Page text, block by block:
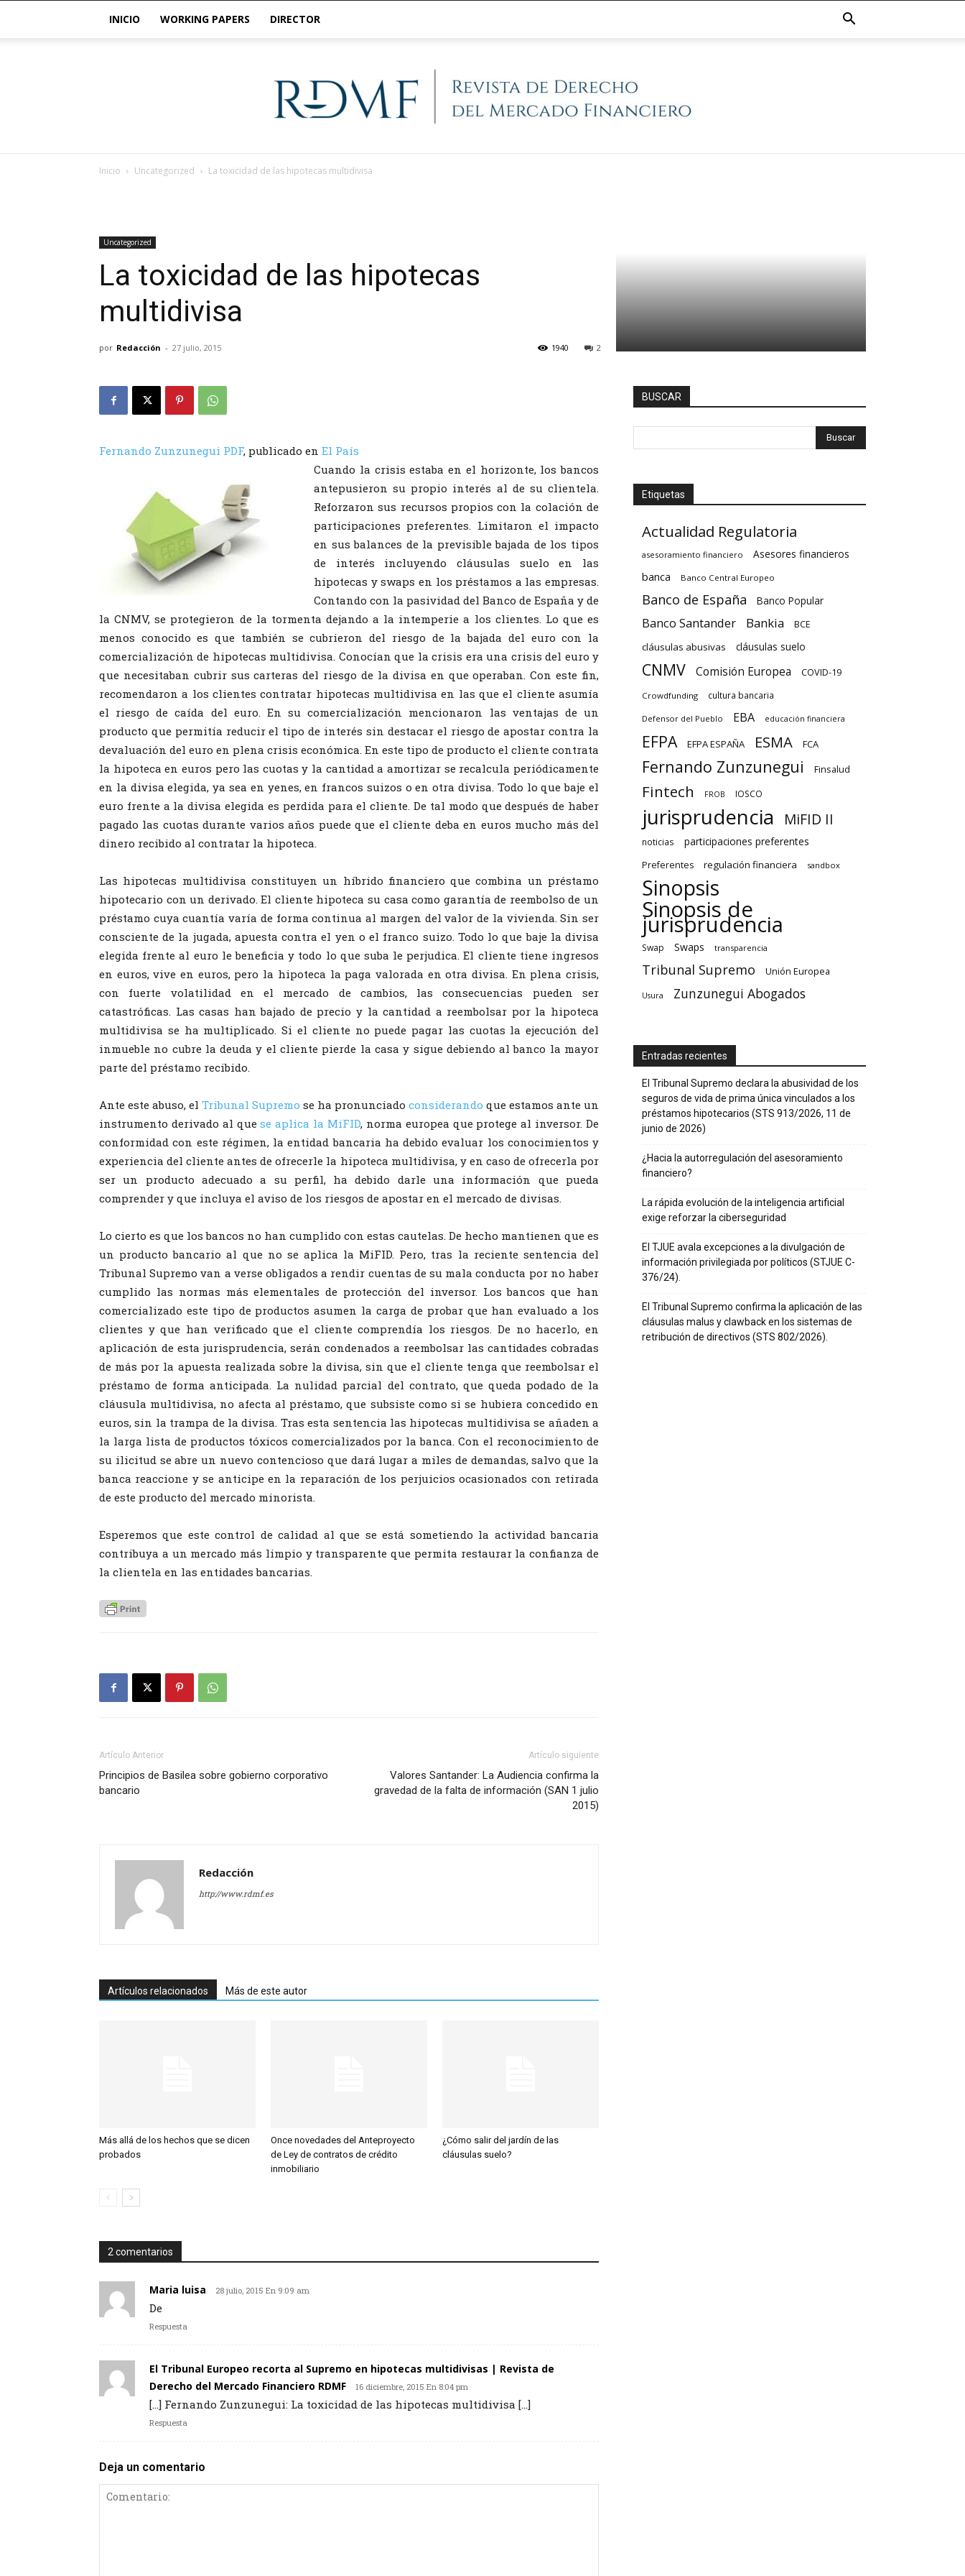
INICIO WORKING PAPERS DIRECTOR
Inicio Uncategorized La toxicidad de las hipotecas multidivisa
Uncategorized
La toxicidad de las hipotecas
multidivisa
por Redacción - 27 julio, 2015 2
1940
Fernando Zunzunegui PDF, publicado en El País
Cuando la crisis estaba en el horizonte, los bancos
antepusieron su propio interés al de su clientela.
Reforzaron sus recursos propios con la colación de
participaciones preferentes. Limitaron el impacto
en sus balances de la previsible bajada de los tipos
de interés incluyendo cláusulas suelo en las
hipotecas y swaps en los préstamos a las empresas.
Contando con la pasividad del Banco de España y de
la CNMV, se protegieron de la tormenta dejando a la intemperie a los clientes. Lo que es
menos conocido es que también se cubrieron del riesgo de la bajada del euro con la
comercialización de hipotecas multidivisa. Conocían que la crisis era una crisis del euro y
que necesitaban cubrir sus carteras del riesgo de la divisa en que operaban. Con este fin,
recomendaron a los clientes contratar hipotecas multidivisa en las que el cliente asumía
el riesgo de caída del euro. En su comercialización mencionaron las ventajas de un
producto que permitía reducir el tipo de interés sin destacar el riesgo de apostar contra la
devaluación del euro en plena crisis económica. En este tipo de producto el cliente contrata
la hipoteca en euros pero las cuotas y la cantidad a amortizar se recalcula periódicamente
en la divisa elegida, ya sea en yenes, en francos suizos o en otra divisa. Todo lo que baje el
euro frente a la divisa elegida es perdida para el cliente. De tal modo que después de haber
pagado las cuotas durante varios años puede que el cliente deba en euros mucho más del
dinero recibido al contratar la hipoteca.
Las hipotecas multidivisa constituyen un híbrido financiero que combina un préstamo
hipotecario con un derivado. El cliente hipoteca su casa como garantía de reembolso de un
préstamo cuya cuantía varía de forma continua al margen del valor de la vivienda. Sin ser
consciente de la jugada, apuesta contra el yen o el franco suizo. Todo lo que baje la divisa
elegida frente al euro le beneficia y todo lo que suba le perjudica. El cliente tiene ingresos
en euros, vive en euros, pero la hipoteca la paga valorada en otra divisa. En plena crisis,
con fuerte volatilidad en el mercado de cambios, las consecuencias pueden ser
catastróficas. Las casas han bajado de precio y la cantidad a reembolsar por la hipoteca
multidivisa se ha multiplicado. Si el cliente no puede pagar las cuotas la ejecución del
inmueble no cubre la deuda y el cliente pierde la casa y sigue debiendo al banco la mayor
parte del préstamo recibido.
Ante este abuso, el Tribunal Supremo se ha pronunciado considerando que estamos ante un
instrumento derivado al quese aplica la MiFID, norma europea que protege al inversor. De
conformidad con este régimen, la entidad bancaria ha debido evaluar los conocimientos y
experiencia del cliente antes de ofrecerle la hipoteca multidivisa, y en caso de ofrecerla por
ser un producto adecuado a su perfil, ha debido darle una información que pueda
comprender y que incluya el aviso de los riesgos de apostar en el mercado de divisas.
Lo cierto es que los bancos no han cumplido con estas cautelas. De hecho mantienen que es
un producto bancario al que no se aplica la MiFID. Pero, tras la reciente sentencia del
Tribunal Supremo van a verse obligados a rendir cuentas de su mala conducta por no haber
cumplido las normas más elementales de protección del inversor. Los bancos que han
comercializado este tipo de productos asumen la carga de probar que han evaluado a los
clientes y que han verificado que el cliente comprendía los riesgos. De no hacerlo, en
aplicación de esta jurisprudencia, serán condenados a reembolsar las cantidades cobradas
de más por la apuesta realizada sobre la divisa, sin que el cliente tenga que reembolsar el
préstamo de forma anticipada. La nulidad parcial del contrato, que queda podado de la
cláusula multidivisa, no afecta al préstamo, que subsiste como si se hubiera concedido en
euros, sin la trampa de la divisa. Tras esta sentencia las hipotecas multidivisa se añaden a
la larga lista de productos tóxicos comercializados por la banca. Con el reconocimiento de
su ilicitud se abre un nuevo contencioso que dará lugar a miles de demandas, salvo que la
banca reaccione y se anticipe en la reparación de los perjuicios ocasionados con retirada
de este producto del mercado minorista.
Esperemos que este control de calidad al que se está sometiendo la actividad bancaria
contribuya a un mercado más limpio y transparente que permita restaurar la confianza de
la clientela en las entidades bancarias.
Artículo Anterior
Principios de Basilea sobre gobierno corporativo
bancario
Artículo siguiente
Valores Santander: La Audiencia confirma la
gravedad de la falta de información (SAN 1 julio
2015)
Redacción
http://www.rdmf.es
Artículos relacionados Más de este autor
Más allá de los hechos que se dicen
probados
Once novedades del Anteproyecto
de Ley de contratos de crédito
inmobiliario
¿Cómo salir del jardín de las
cláusulas suelo?
2 comentarios
Maria luisa 28 julio, 2015 En 9:09 am
De
Respuesta
El Tribunal Europeo recorta al Supremo en hipotecas multidivisas | Revista de
Derecho del Mercado Financiero RDMF
16 diciembre, 2015 En 8:04 pm
[…] Fernando Zunzunegui: La toxicidad de las hipotecas multidivisa […]
Respuesta
Deja un comentario
BUSCAR
Etiquetas
Actualidad Regulatoria
asesoramiento financiero Asesores financieros
banca Banco Central Europeo
Banco de España Banco Popular
Banco Santander Bankia BCE
cláusulas abusivas cláusulas suelo
CNMV Comisión Europea COVID-19
Crowdfunding cultura bancaria
Defensor del Pueblo EBA educación financiera
EFPA EFPA ESPAÑA ESMA FCA
Fernando Zunzunegui Finsalud
Fintech FROB IOSCO
jurisprudencia MiFID II
noticias participaciones preferentes
Preferentes regulación financiera sandbox
Sinopsis
Sinopsis de
jurisprudencia
Swap Swaps transparencia
Tribunal Supremo Unión Europea
Usura Zunzunegui Abogados
Entradas recientes
El Tribunal Supremo declara la abusividad de los
seguros de vida de prima única vinculados a los
préstamos hipotecarios (STS 913/2026, 11 de
junio de 2026)
¿Hacia la autorregulación del asesoramiento
financiero?
La rápida evolución de la inteligencia artificial
exige reforzar la ciberseguridad
El TJUE avala excepciones a la divulgación de
información privilegiada por políticos (STJUE C-
376/24).
El Tribunal Supremo confirma la aplicación de las
cláusulas malus y clawback en los sistemas de
retribución de directivos (STS 802/2026).